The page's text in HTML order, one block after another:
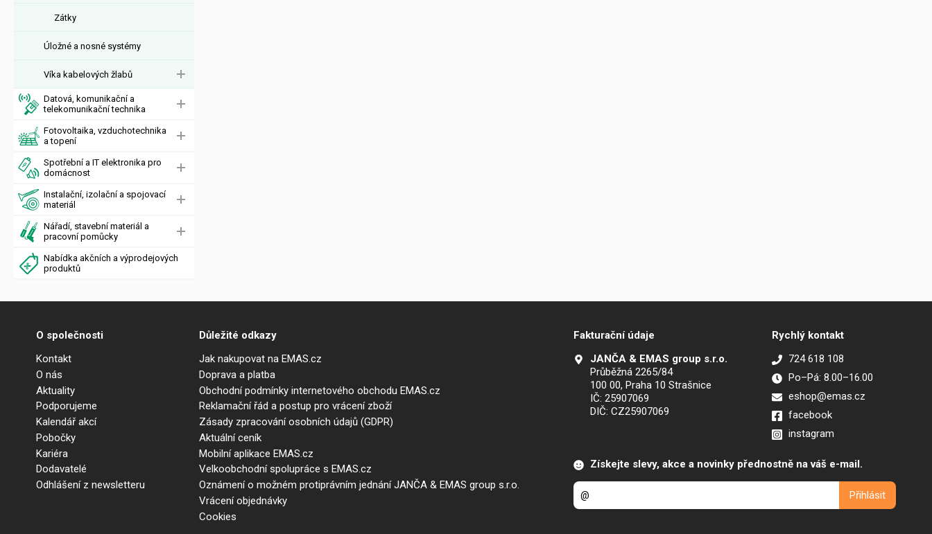
Zátky
Úložné a nosné systémy
Víka kabelových žlabů
Datová, komunikační a
telekomunikační technika
Fotovoltaika, vzduchotechnika
a topení
Spotřební a IT elektronika pro
domácnost
Instalační, izolační a spojovací
materiál
Nářadí, stavební materiál a
pracovní pomůcky
Nabídka akčních a výprodejových
produktů
O společnosti
Kontakt
O nás
Aktuality
Podporujeme
Kalendář akcí
Pobočky
Kariéra
Dodavatelé
Odhlášení z newsletteru
Důležité odkazy
Jak nakupovat na EMAS.cz
Doprava a platba
Obchodní podmínky internetového obchodu EMAS.cz
Reklamační řád a postup pro vrácení zboží
Zásady zpracování osobních údajů (GDPR)
Aktuální ceník
Mobilní aplikace EMAS.cz
Velkoobchodní spolupráce s EMAS.cz
Oznámení o možném protiprávním jednání JANČA & EMAS group s.r.o.
Vrácení objednávky
Cookies
Fakturační údaje
JANČA & EMAS group s.r.o.
Průběžná 2265/84
100 00, Praha 10 Strašnice
IČ: 25907069
DIČ: CZ25907069
Rychlý kontakt
724 618 108
Po–Pá: 8.00–16.00
eshop@emas.cz
facebook
instagram
Získejte slevy, akce a novinky přednostně na váš e-mail.